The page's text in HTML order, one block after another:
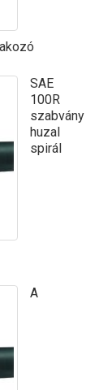
SAE
100R
szabvány
huzal
spirál
A